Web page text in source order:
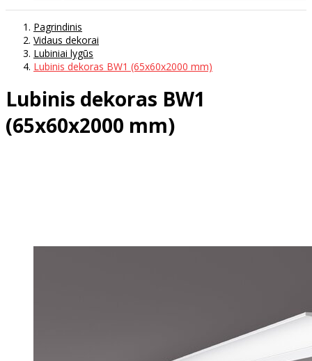
Pagrindinis
Vidaus dekorai
Lubiniai lygūs
Lubinis dekoras BW1 (65x60x2000 mm)
Lubinis dekoras BW1
(65x60x2000 mm)